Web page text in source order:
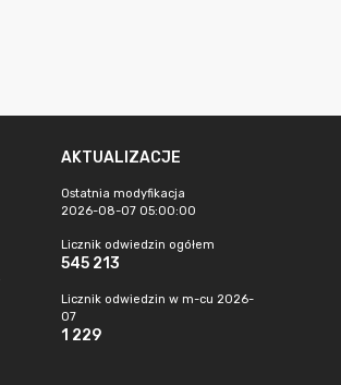
AKTUALIZACJE
Ostatnia modyfikacja
2026-08-07 05:00:00
Licznik odwiedzin ogółem
545 213
Licznik odwiedzin w m-cu 2026-
07
1 229